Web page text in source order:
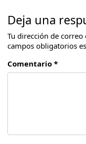
Deja una
Tu dirección de
campos obligatorios
Comentario *